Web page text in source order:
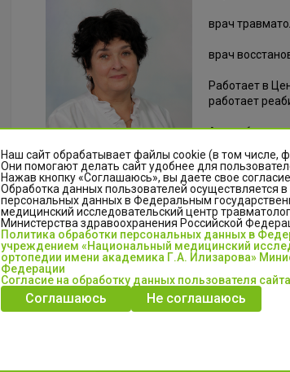
врач
врач
Работает в
работает
Автор более
медицины –
Отличник
Наш сайт обрабатывает файлы cookie (в том числе,
Они помогают делать сайт удобнее для
Нажав кнопку «Соглашаюсь», вы даете свое
Обработка данных пользователей осуществляется
персональных данных в Федеральным
медицинский исследовательский центр
Министерства здравоохранения Российской
Политика обработки персональных данных в
учреждением «Национальный медицинский
ортопедии имени академика Г.А. Илизарова»
Федерации
Согласие на обработку данных пользователя сайта
Соглашаюсь Не соглашаюсь